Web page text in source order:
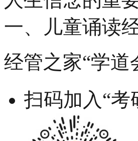
一、儿童诵读
经管之家“学道
扫码加入“考